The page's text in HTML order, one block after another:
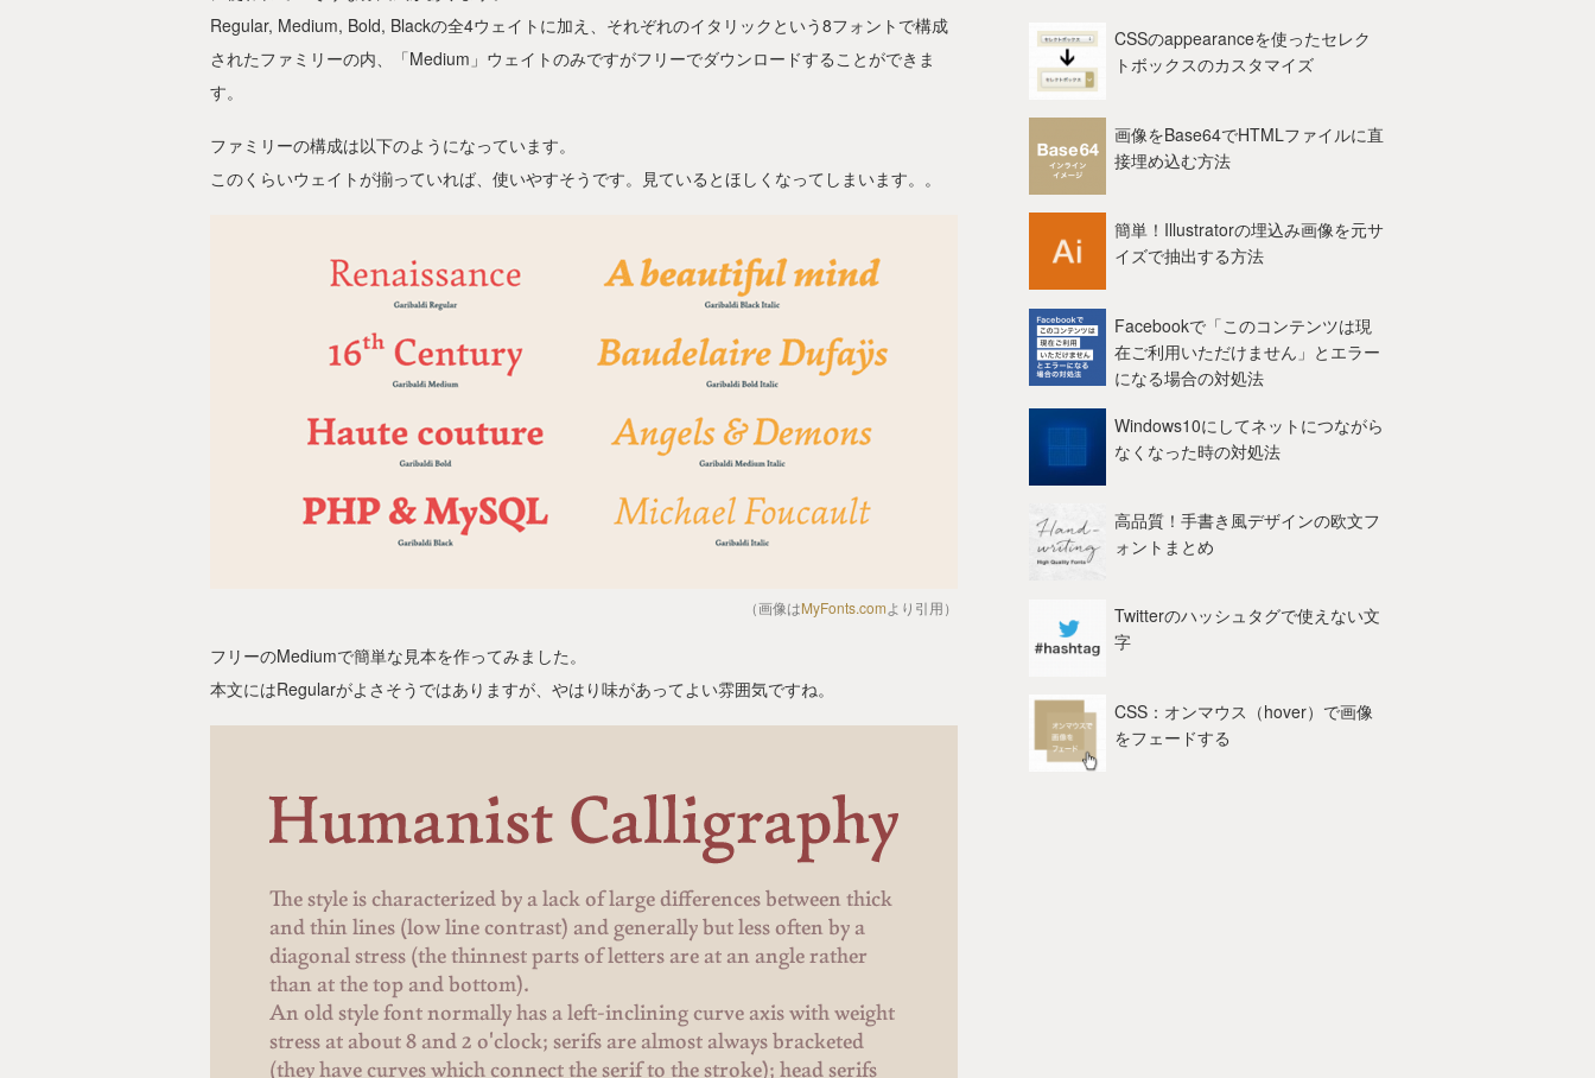
Regular, Medium, Bold, Blackの全4ウェイトに加え、それぞれのイタリックという8フォントで構成
されたファミリーの内、「Medium」ウェイトのみですがフリーでダウンロードすることができま
す。
ファミリーの構成は以下のようになっています。
このくらいウェイトが揃っていれば、使いやすそうです。見ているとほしくなってしまいます。。
（画像はMyFonts.comより引用）
フリーのMediumで簡単な見本を作ってみました。
本文にはRegularがよさそうではありますが、やはり味があってよい雰囲気ですね。
CSSのappearanceを使ったセレク
トボックスのカスタマイズ
画像をBase64でHTMLファイルに直
接埋め込む方法
簡単！Illustratorの埋込み画像を元サ
イズで抽出する方法
Facebookで「このコンテンツは現
在ご利用いただけません」とエラー
になる場合の対処法
Windows10にしてネットにつながら
なくなった時の対処法
高品質！手書き風デザインの欧文フ
ォントまとめ
Twitterのハッシュタグで使えない文
字
CSS：オンマウス（hover）で画像
をフェードする